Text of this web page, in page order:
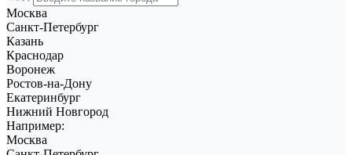
Москва
Санкт-Петербург
Казань
Краснодар
Воронеж
Ростов-на-Дону
Екатеринбург
Нижний Новгород
Например:
Москва